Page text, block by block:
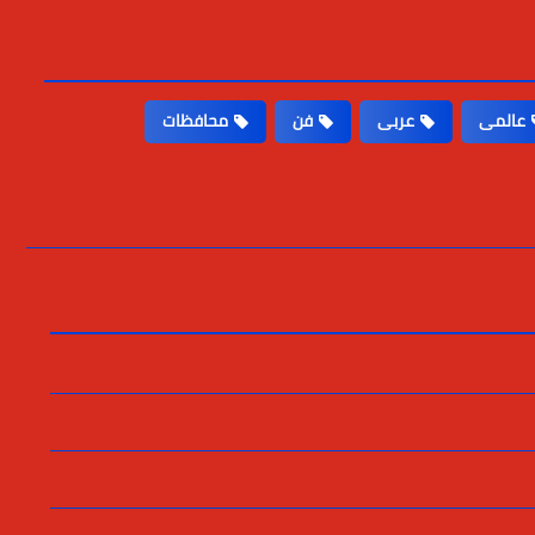
عالمى عربى فن محافظات